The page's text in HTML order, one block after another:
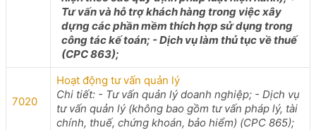
Tư vấn và hỗ trợ khách hàng trong việc xây
dựng các phần mềm thích hợp sử dụng trong
công tác kế toán; - Dịch vụ làm thủ tục về thuế
(CPC 863);
7020
Hoạt động tư vấn quản lý
Chi tiết: - Tư vấn quản lý doanh nghiệp; - Dịch vụ
tư vấn quản lý (không bao gồm tư vấn pháp lý, tài
chính, thuế, chứng khoán, bảo hiểm) (CPC 865);